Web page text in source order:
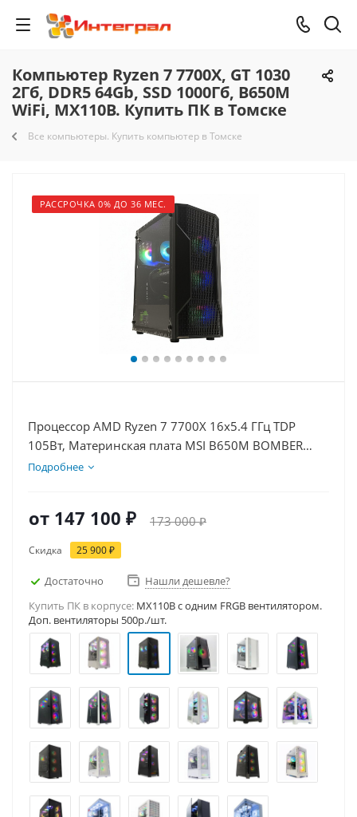
Компьютер Ryzen 7 7700X, GT 1030
2Гб, DDR5 64Gb, SSD 1000Гб, B650M
WiFi, MX110B. Купить ПК в Томске
Все компьютеры. Купить компьютер в Томске
РАССРОЧКА 0% ДО 36 МЕС.
Процессор AMD Ryzen 7 7700X 16x5.4 ГГц TDP
105Вт, Материнская плата MSI B650M BOMBER
WIFI, Видеокарта GT 1030 2Гб, Память DDR5 64Gb,
Подробнее
от 147 100 ₽ 173 000 ₽
Скидка 25 900 ₽
Достаточно
Нашли дешевле?
Купить ПК в корпусе: MX110B c одним FRGB вентилятором.
Доп. вентиляторы 500р./шт.